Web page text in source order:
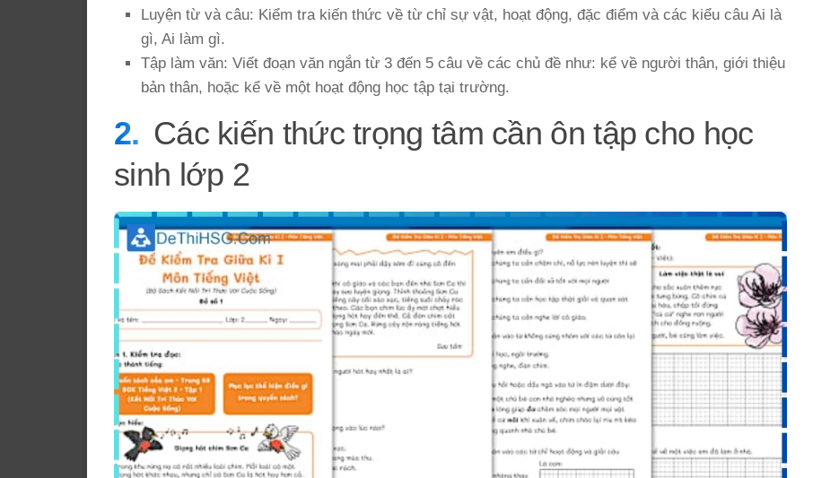
Luyện từ và câu: Kiểm tra kiến thức về từ chỉ sự vật, hoạt động, đặc điểm và các kiểu câu Ai là
gì, Ai làm gì.
Tập làm văn: Viết đoạn văn ngắn từ 3 đến 5 câu về các chủ đề như: kể về người thân, giới thiệu
bản thân, hoặc kể về một hoạt động học tập tại trường.
Các kiến thức trọng tâm cần ôn tập cho học
sinh lớp 2